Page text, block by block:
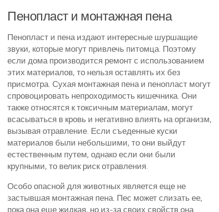
Пенопласт и монтажная пена
Пенопласт и пена издают интересные шуршащие
звуки, которые могут привлечь питомца. Поэтому
если дома производится ремонт с использованием
этих материалов, то нельзя оставлять их без
присмотра. Сухая монтажная пена и пенопласт могут
спровоцировать непроходимость кишечника. Они
также относятся к токсичным материалам, могут
всасываться в кровь и негативно влиять на организм,
вызывая отравление. Если съеденные куски
материалов были небольшими, то они выйдут
естественным путем, однако если они были
крупными, то велик риск отравления.
Особо опасной для животных является еще не
застывшая монтажная пена. Пес может слизать ее,
пока она еще жидкая, но из-за своих свойств она